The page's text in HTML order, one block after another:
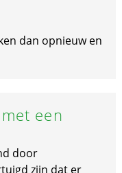
dan opnieuw en
een
door
zijn dat er